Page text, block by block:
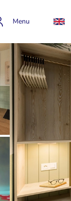
Menu